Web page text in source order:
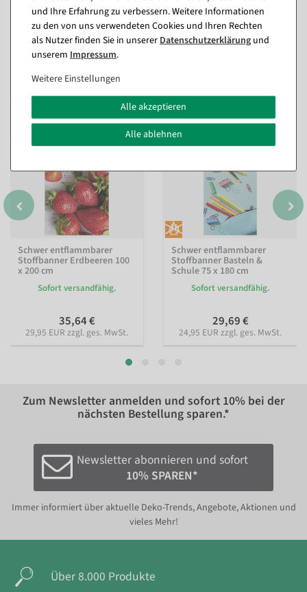
Passende Artikel zu diesem Produkt
Schwer entflammbarer
Stoffbanner Erdbeeren 100
x 200 cm
Sofort versandfähig.
35,64 €
29,95 EUR zzgl. ges. MwSt.
Schwer entflammbarer
Stoffbanner Basteln &
Schule 75 x 180 cm
Sofort versandfähig.
29,69 €
24,95 EUR zzgl. ges. MwSt.
Zum Newsletter anmelden und sofort 10% bei der
nächsten Bestellung sparen.*
Newsletter abonnieren und sofort
10% SPAREN*
Immer informiert über aktuelle Deko-Trends, Angebote, Aktionen und
vieles Mehr!
Über 8.000 Produkte
und Ihre Erfahrung zu verbessern. Weitere Informationen
zu den von uns verwendeten Cookies und Ihren Rechten
als Nutzer finden Sie in unsererDaten­schutz­erklärung und
unserem Impressum.
Weitere Einstellungen
Alle akzeptieren
Alle ablehnen